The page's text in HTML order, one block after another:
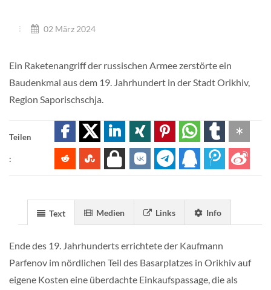
02 März 2024
Ein Raketenangriff der russischen Armee zerstörte ein
Baudenkmal aus dem 19. Jahrhundert in der Stadt Orikhiv,
Region Saporischschja.
Teilen
:
Text Medien Links Info
Ende des 19. Jahrhunderts errichtete der Kaufmann
Parfenov im nördlichen Teil des Basarplatzes in Orikhiv auf
eigene Kosten eine überdachte Einkaufspassage, die als